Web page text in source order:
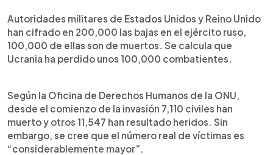
Autoridades militares de Estados Unidos y Reino Unido
han cifrado en 200,000 las bajas en el ejército ruso,
100,000 de ellas son de muertos. Se calcula que
Ucrania ha perdido unos 100,000 combatientes.
Según la Oficina de Derechos Humanos de la ONU,
desde el comienzo de la invasión 7,110 civiles han
muerto y otros 11,547 han resultado heridos. Sin
embargo, se cree que el número real de víctimas es
“considerablemente mayor”.